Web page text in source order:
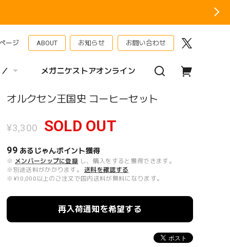
ージ ABOUT お知らせ お問い合わせ
メガニケストアオンライン
オルクセン王国史 コーヒーセット
¥3,300 SOLD OUT
99 あるじゃんポイント獲得
※ メンバーシップに登録 し、購入をすると獲得できます。
※別途送料がかかります。
送料を確認する
※¥10,000以上のご注文で国内送料が無料になります。
再入荷通知を希望する